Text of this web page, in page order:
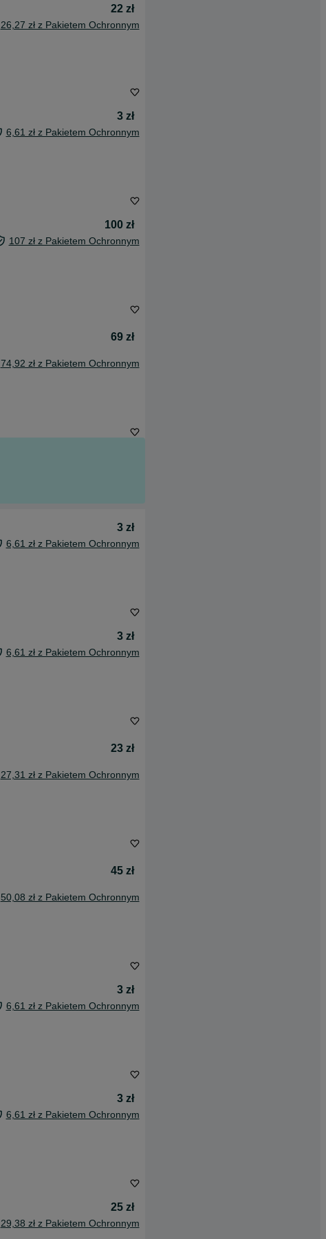
22 zł
26,27 zł z Pakietem Ochronnym
3 zł
6,61 zł z Pakietem Ochronnym
100 zł
107 zł z Pakietem Ochronnym
69 zł
74,92 zł z Pakietem Ochronnym
3 zł
6,61 zł z Pakietem Ochronnym
3 zł
6,61 zł z Pakietem Ochronnym
23 zł
27,31 zł z Pakietem Ochronnym
45 zł
50,08 zł z Pakietem Ochronnym
3 zł
6,61 zł z Pakietem Ochronnym
3 zł
6,61 zł z Pakietem Ochronnym
25 zł
29,38 zł z Pakietem Ochronnym